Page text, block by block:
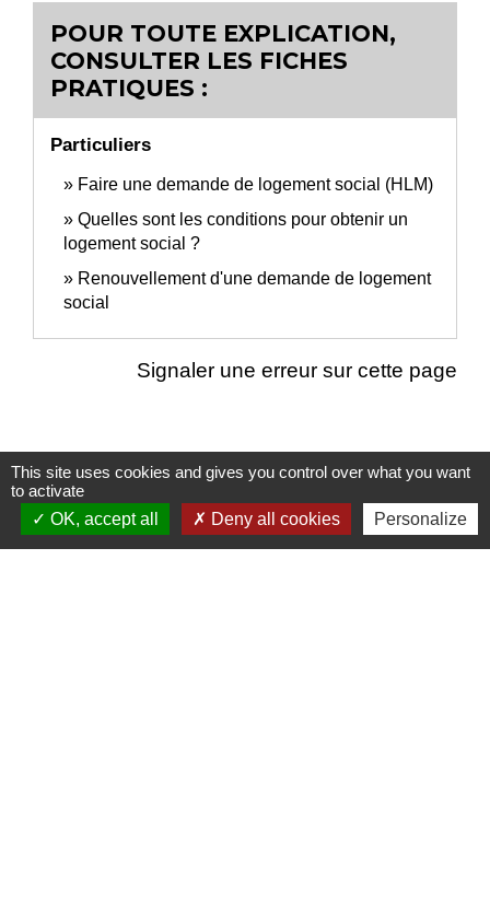
POUR TOUTE EXPLICATION,
CONSULTER LES FICHES
PRATIQUES :
Particuliers
Faire une demande de logement social (HLM)
Quelles sont les conditions pour obtenir un
logement social ?
Renouvellement d'une demande de logement
social
Signaler une erreur sur cette page
Nous contacter
Commune de Puylaurens
This site uses cookies and gives you control over what you want
to activate
OK, accept all
Deny all cookies Personalize